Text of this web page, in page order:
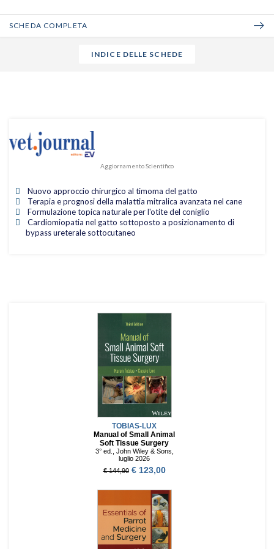
SCHEDA COMPLETA
INDICE DELLE SCHEDE
Aggiornamento Scientifico
Nuovo approccio chirurgico al timoma del gatto
Terapia e prognosi della malattia mitralica avanzata nel cane
Formulazione topica naturale per l'otite del coniglio
Cardiomiopatia nel gatto sottoposto a posizionamento di
bypass ureterale sottocutaneo